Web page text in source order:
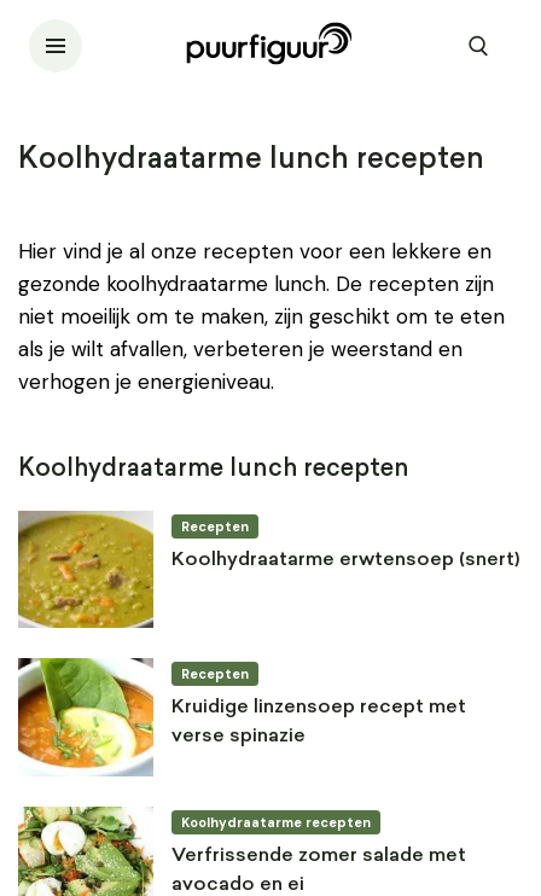
Koolhydraatarme lunch recepten
Hier vind je al onze recepten voor een lekkere en
gezonde koolhydraatarme lunch. De recepten zijn
niet moeilijk om te maken, zijn geschikt om te eten
als je wilt afvallen, verbeteren je weerstand en
verhogen je energieniveau.
Koolhydraatarme lunch recepten
Recepten
Koolhydraatarme erwtensoep (snert)
Recepten
Kruidige linzensoep recept met
verse spinazie
Koolhydraatarme recepten
Verfrissende zomer salade met
avocado en ei